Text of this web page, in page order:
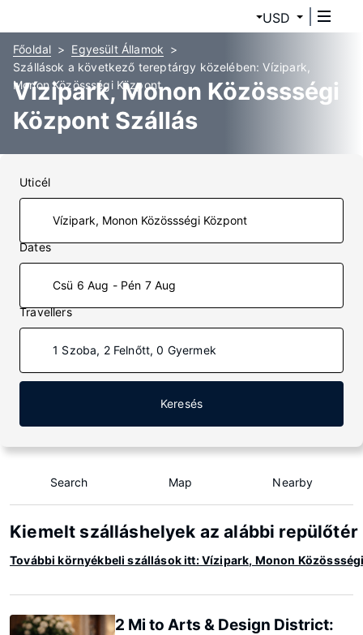
USD
Főoldal
Egyesült Államok
Szállások a következő tereptárgy közelében: Vízipark,
Monon Közössségi Központ
Vízipark, Monon Közössségi
Központ Szállás
Uticél
Dates
Csü 6 Aug - Pén 7 Aug
Travellers
1 Szoba, 2 Felnőtt, 0 Gyermek
Keresés
Search Map Nearby
Kiemelt szálláshelyek az alábbi
További környékbeli szállások itt: Vízipark, Monon
2 Mi to Arts & Design District: